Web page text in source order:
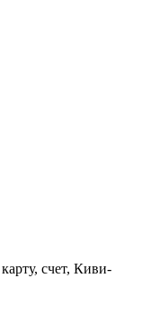
счет, Киви-